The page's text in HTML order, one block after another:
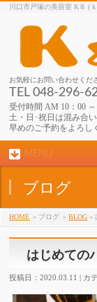
川口市戸塚の美容室 K８ (
お気軽にお問い合わせくだ
TEL 048-296-
受付時間 AM 10：00
土・日･祝日は混み合
早めのご予約をよろし
MENU
ブログ
HOME » ブログ »BLOG »
はじめての
投稿日：2020.03.11 | カ